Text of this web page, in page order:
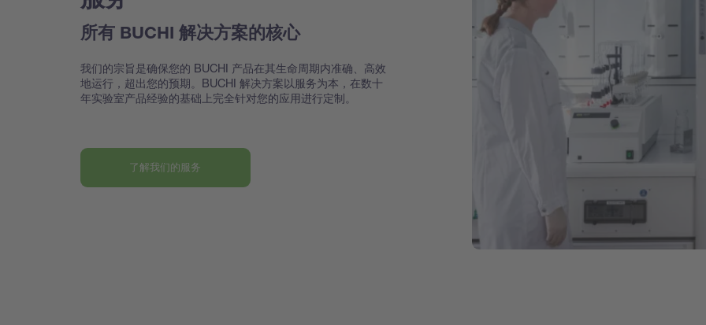
所有 BUCHI 解决方案的核心
我们的宗旨是确保您的 BUCHI 产品在其生命周期内准确、高效
地运行，超出您的预期。BUCHI 解决方案以服务为本，在数十
年实验室产品经验的基础上完全针对您的应用进行定制。
了解我们的服务